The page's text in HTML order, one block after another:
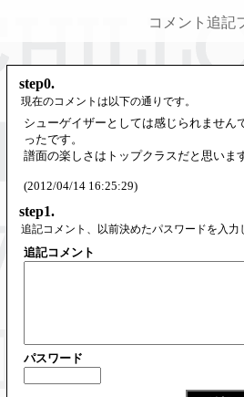
コメント追記
step0.
現在のコメントは以下の通りです。
シューゲイザーとしては感じられません
ったです。
譜面の楽しさはトップクラスだと思いま
(2012/04/14 16:25:29)
step1.
追記コメント、以前決めたパスワードを入力
追記コメント
パスワード